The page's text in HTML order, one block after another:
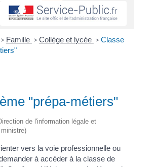
> Famille > Collège et lycée > Classe
"prépa-métiers"
de l'information légale et
vers la voie professionnelle ou
à accéder à la classe de